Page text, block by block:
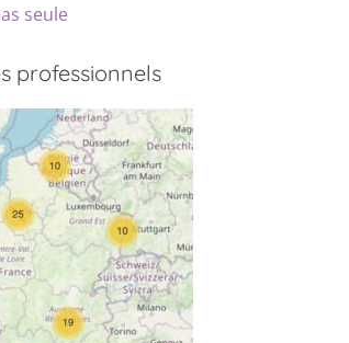
seule
professionnels